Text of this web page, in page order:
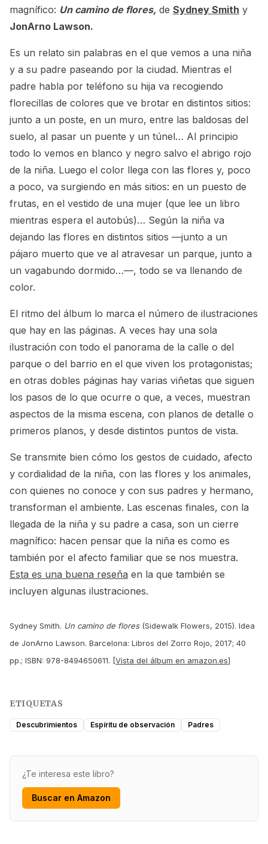
magnífico: Un camino de flores, de Sydney Smith y
JonArno Lawson.
Es un relato sin palabras en el que vemos a una niña
y a su padre paseando por la ciudad. Mientras el
padre habla por teléfono su hija va recogiendo
florecillas de colores que ve brotar en distintos sitios:
junto a un poste, en un muro, entre las baldosas del
suelo, al pasar un puente y un túnel… Al principio
todo lo vemos en blanco y negro salvo el abrigo rojo
de la niña. Luego el color llega con las flores y, poco
a poco, va surgiendo en más sitios: en un puesto de
frutas, en el vestido de una mujer (que lee un libro
mientras espera el autobús)… Según la niña va
dejando las flores en distintos sitios —junto a un
pájaro muerto que ve al atravesar un parque, junto a
un vagabundo dormido…—, todo se va llenando de
color.
El ritmo del álbum lo marca el número de ilustraciones
que hay en las páginas. A veces hay una sola
ilustración con todo el panorama de la calle o del
parque o del barrio en el que viven los protagonistas;
en otras dobles páginas hay varias viñetas que siguen
los pasos de lo que ocurre o que, a veces, muestran
aspectos de la misma escena, con planos de detalle o
primeros planos, y desde distintos puntos de vista.
Se transmite bien cómo los gestos de cuidado, afecto
y cordialidad de la niña, con las flores y los animales,
con quienes no conoce y con sus padres y hermano,
transforman el ambiente. Las escenas finales, con la
llegada de la niña y su padre a casa, son un cierre
magnífico: hacen pensar que la niña es como es
también por el afecto familiar que se nos muestra.
Esta es una buena reseña en la que también se
incluyen algunas ilustraciones.
Sydney Smith. Un camino de flores(Sidewalk Flowers, 2015). Idea
de JonArno Lawson. Barcelona: Libros del Zorro Rojo, 2017; 40
pp.; ISBN: 978-8494650611. [Vista del álbum en amazon.es]
ETIQUETAS
Descubrimientos Espíritu de observación Padres
¿Te interesa este libro?
Buscar en Amazon